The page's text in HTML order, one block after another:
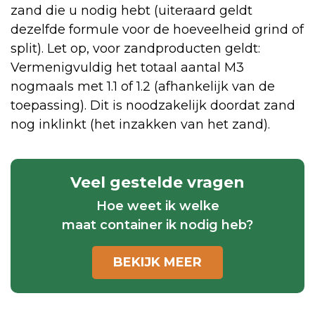
zand die u nodig hebt (uiteraard geldt
dezelfde formule voor de hoeveelheid grind of
split). Let op, voor zandproducten geldt:
Vermenigvuldig het totaal aantal M3
nogmaals met 1.1 of 1.2 (afhankelijk van de
toepassing). Dit is noodzakelijk doordat zand
nog inklinkt (het inzakken van het zand).
Veel gestelde vragen
Hoe weet ik welke
maat container ik nodig heb?
BEKIJK MEER